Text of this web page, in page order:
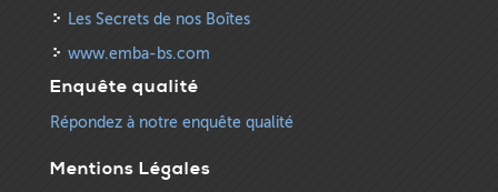
Les Secrets de nos Boîtes
www.emba-bs.com
Enquête qualité
Répondez à notre enquête qualité
Mentions Légales